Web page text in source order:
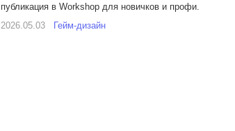
публикация в Workshop для новичков и профи.
2026.05.03
Гейм-дизайн